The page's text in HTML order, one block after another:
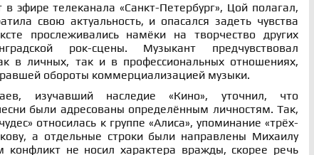
в эфире телеканала «Санкт-Петербург», Цой полагал,
свою актуальность, и опасался задеть чувства
прослеживались намёки на творчество других
рок-сцены. Музыкант предчувствовал
в личных, так и в профессиональных отношениях,
обороты коммерциализацией музыки.
изучавший наследие «Кино», уточнил, что
были адресованы определённым личностям. Так,
относилась к группе «Алиса», упоминание «трёх-
а отдельные строки были направлены Михаилу
конфликт не носил характера вражды, скорее речь